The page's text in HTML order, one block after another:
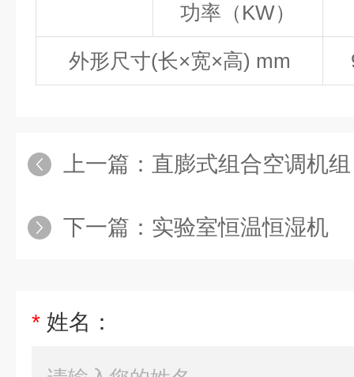
功率（KW）
外形尺寸(长×宽×高) mm
上一篇： 直膨式组合空调机组
下一篇： 实验室恒温恒湿机
* 姓名：